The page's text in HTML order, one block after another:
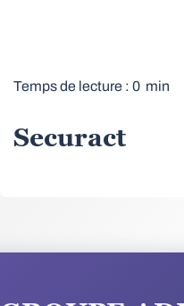
Temps de lecture : 0 min
Securact